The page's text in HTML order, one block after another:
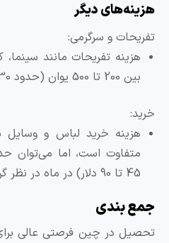
دیگر
و سرگرمی:
هزینه تفریحات مانند سینما،
بین 200 تا 500 یوان (حدود 30 تا 75 دلار) در ماه است.
هزینه خرید لباس و وسایل
بندی
در چین فرصتی عالی برای